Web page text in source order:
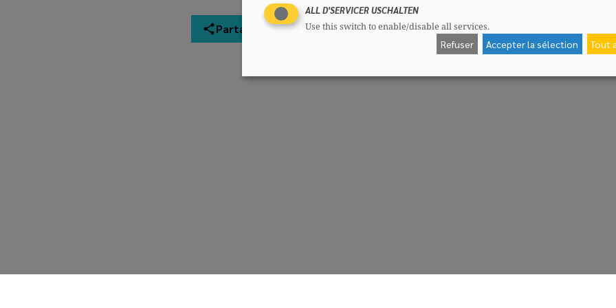
Partager
ALL D'SERVICER USCHALTEN
Use this switch to enable/disable all services.
Refuser Accepter la sélection Tout